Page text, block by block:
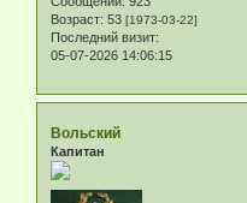
Возраст: 53 [1973-03-22]
Последний визит:
05-07-2026 14:06:15
Вольский
Капитан